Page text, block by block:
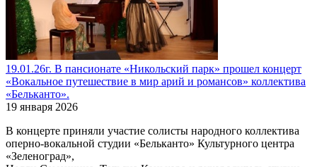
19.01.26г. В пансионате «Никольский парк» прошел концерт
«Вокальное путешествие в мир арий и романсов» коллектива
«Бельканто».
19 января 2026
В концерте приняли участие солисты народного коллектива
оперно-вокальной студии «Бельканто» Культурного центра
«Зеленоград»,